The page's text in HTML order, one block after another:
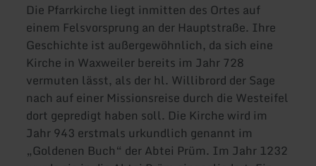
Die Pfarrkirche liegt inmitten des Ortes auf
einem Felsvorsprung an der Hauptstraße. Ihre
Geschichte ist außergewöhnlich, da sich eine
Kirche in Waxweiler bereits im Jahr 728
vermuten lässt, als der hl. Willibrord der Sage
nach auf einer Missionsreise durch die Westeifel
dort gepredigt haben soll. Die Kirche wird im
Jahr 943 erstmals urkundlich genannt im
„Goldenen Buch“ der Abtei Prüm. Im Jahr 1232